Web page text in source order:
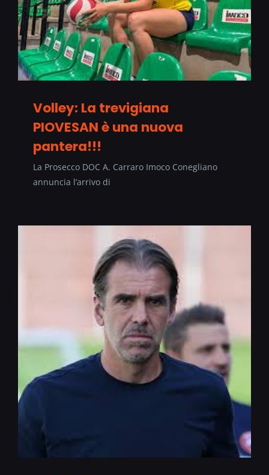
Volley: La trevigiana
PIOVESAN è una nuova
pantera!!!
La Prosecco DOC A. Carraro Imoco Conegliano
annuncia l’arrivo di